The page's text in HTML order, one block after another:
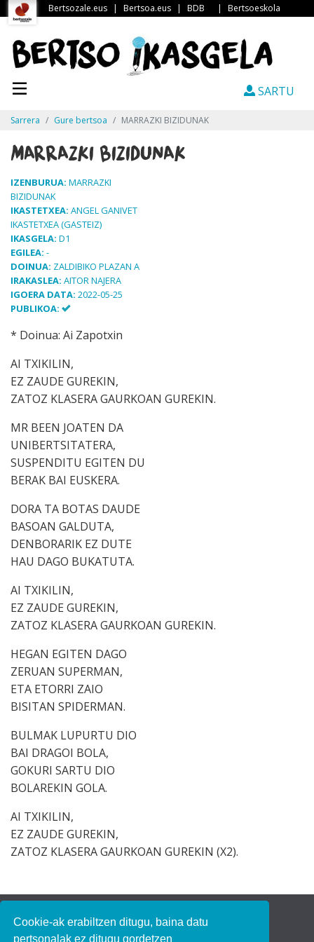
Cookie-ak erabiltzen ditugu, baina datu
pertsonalak ez ditugu gordetzen
Bertsozale.eus | Bertsoa.eus | BDB | Bertsoeskola
SARTU
Sarrera Gure bertsoa MARRAZKI BIZIDUNAK
MARRAZKI BIZIDUNAK
IZENBURUA: MARRAZKI
BIZIDUNAK
IKASTETXEA: ANGEL GANIVET
IKASTETXEA (GASTEIZ)
IKASGELA: D1
EGILEA: -
DOINUA: ZALDIBIKO PLAZAN A
IRAKASLEA: AITOR NAJERA
IGOERA DATA: 2022-05-25
PUBLIKOA:
* Doinua: Ai Zapotxin
AI TXIKILIN,
EZ ZAUDE GUREKIN,
ZATOZ KLASERA GAURKOAN GUREKIN.
MR BEEN JOATEN DA
UNIBERTSITATERA,
SUSPENDITU EGITEN DU
BERAK BAI EUSKERA.
DORA TA BOTAS DAUDE
BASOAN GALDUTA,
DENBORARIK EZ DUTE
HAU DAGO BUKATUTA.
AI TXIKILIN,
EZ ZAUDE GUREKIN,
ZATOZ KLASERA GAURKOAN GUREKIN.
HEGAN EGITEN DAGO
ZERUAN SUPERMAN,
ETA ETORRI ZAIO
BISITAN SPIDERMAN.
BULMAK LUPURTU DIO
BAI DRAGOI BOLA,
GOKURI SARTU DIO
BOLAREKIN GOLA.
AI TXIKILIN,
EZ ZAUDE GUREKIN,
ZATOZ KLASERA GAURKOAN GUREKIN (X2).
Bertsozale Elkartea